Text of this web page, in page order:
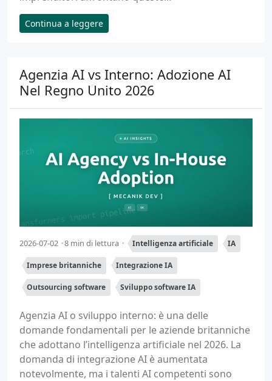
Continua a leggere
Agenzia AI vs Interno: Adozione AI
Nel Regno Unito 2026
2026-07-02 8 min di lettura Intelligenza artificiale IA
Imprese britanniche Integrazione IA
Outsourcing software Sviluppo software IA
Agenzia AI o sviluppo interno: è una delle
domande fondamentali per le aziende britanniche
che adottano l’intelligenza artificiale nel 2026. La
domanda di integrazione AI è aumentata
notevolmente, ma i talenti AI competenti sono